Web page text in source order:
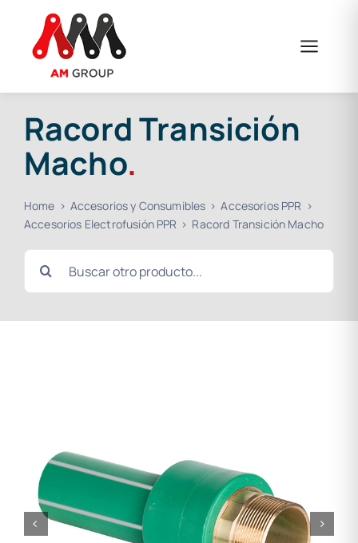
contenido
Racord Transición
Macho.
Home Accesorios y Consumibles
Accesorios PPR
Accesorios Electrofusión PPR
Racord Transición Macho
Buscar: